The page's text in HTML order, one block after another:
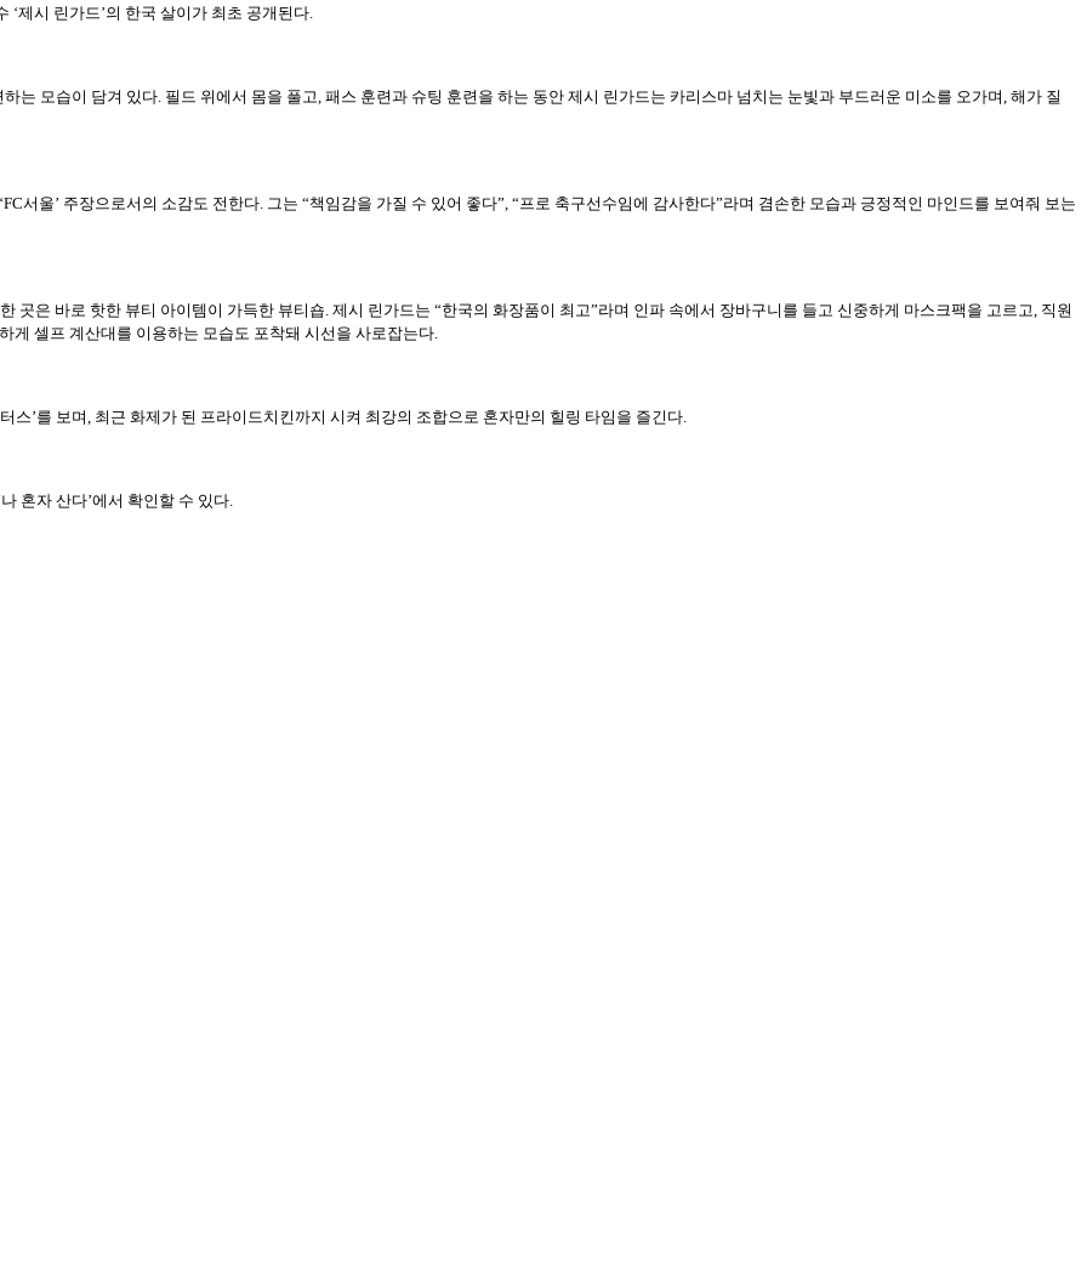
‘제시 린가드’의 한국 살이가 최초 공개된다.
는 모습이 담겨 있다. 필드 위에서 몸을 풀고, 패스 훈련과 슈팅 훈련을 하는 동안 제시 린가드는 카리스마 넘치는 눈빛과 부드러운 미소를 오가며, 해가 질
서울’ 주장으로서의 소감도 전한다. 그는 “책임감을 가질 수 있어 좋다”, “프로 축구선수임에 감사한다”라며 겸손한 모습과 긍정적인 마인드를 보여줘 보는
곳은 바로 핫한 뷰티 아이템이 가득한 뷰티숍. 제시 린가드는 “한국의 화장품이 최고”라며 인파 속에서 장바구니를 들고 신중하게 마스크팩을 고르고, 직원
게 셀프 계산대를 이용하는 모습도 포착돼 시선을 사로잡는다.
’를 보며, 최근 화제가 된 프라이드치킨까지 시켜 최강의 조합으로 혼자만의 힐링 타임을 즐긴다.
혼자 산다’에서 확인할 수 있다.